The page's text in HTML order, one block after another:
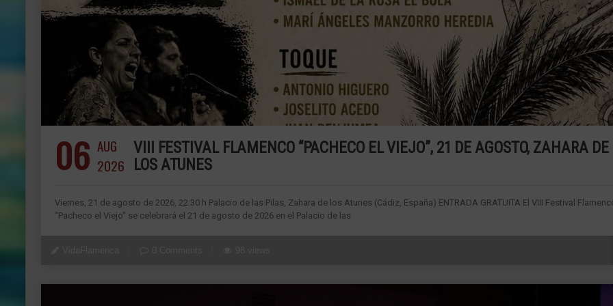
06 AUG
2026
VIII FESTIVAL FLAMENCO “PACHECO EL VIEJO”, 21 DE AGOSTO, ZAHARA DE
LOS ATUNES
Viernes, 21 de agosto de 2026, 22:30 h Palacio de las Pilas, Zahara de los Atunes (Cádiz, España) ENTRADA GRATUITA El VIII Festival
“Pacheco el Viejo” se celebrará el 21 de agosto de 2026 en el Palacio de las